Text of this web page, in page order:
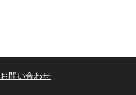
お問い合わせ